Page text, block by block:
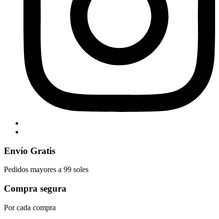
Envío Gratis
Pedidos mayores a 99 soles
Compra segura
Por cada compra